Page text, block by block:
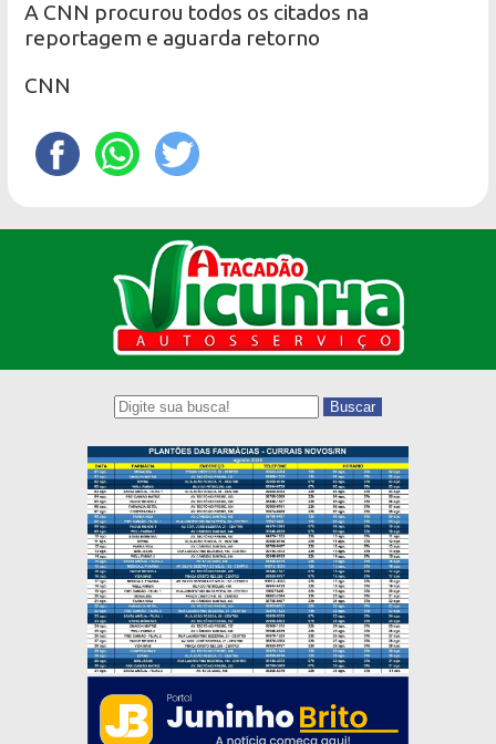
A CNN procurou todos os citados na
reportagem e aguarda retorno
CNN
Buscar